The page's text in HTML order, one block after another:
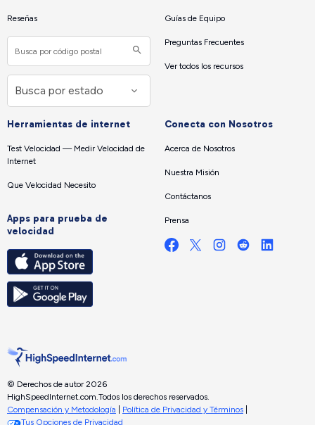
Reseñas Guías de Equipo
Preguntas Frecuentes
Ver todos los recursos
Herramientas de internet
Test Velocidad — Medir Velocidad de
Internet
Que Velocidad Necesito
Apps para prueba de
velocidad
Conecta con Nosotros
Acerca de Nosotros
Nuestra Misión
Contáctanos
Prensa
© Derechos de autor 2026
HighSpeedInternet.com. Todos los derechos reservados.
Compensación y Metodología
Política de Privacidad y Términos
Tus Opciones de Privacidad